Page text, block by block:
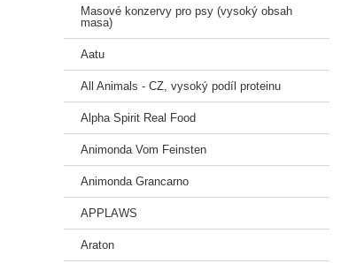
Masové konzervy pro psy (vysoký obsah
masa)
Aatu
All Animals - CZ, vysoký podíl proteinu
Alpha Spirit Real Food
Animonda Vom Feinsten
Animonda Grancarno
APPLAWS
Araton